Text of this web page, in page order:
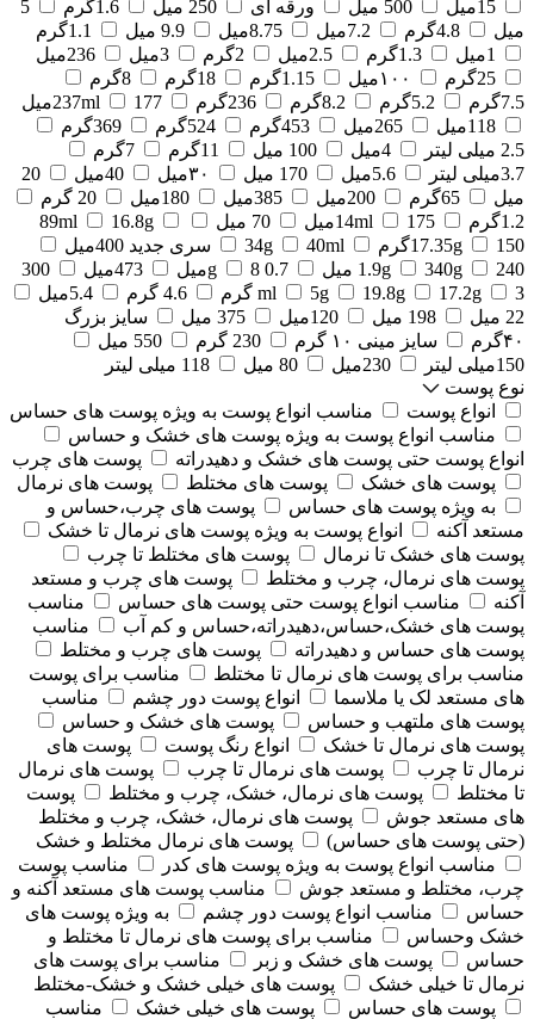
15میل
500 میل ورقه ای 250 میل 1.6گرم
5
میل
4.8گرم 7.2میل 8.75میل 9.9 میل
1.1گرم
1میل
1.3گرم 2.5میل 2گرم 3میل
236میل
25گرم
۱۰۰میل 1.15گرم 18گرم
8گرم
7.5گرم
5.2گرم 8.2گرم 236گرم 237ml
177میل
118میل
265میل 453گرم 524گرم
369گرم
2.5 میلی لیتر
4میل 100 میل 11گرم
7گرم
3.7میلی لیتر
5.6میل 170 میل ۳۰میل 40میل
20
میل
65گرم 200میل 385میل 180میل
20 گرم
1.2گرم
14ml 175میل 70 میل 89ml
16.8g
17.35g
150گرم 34g 40ml
سری جدید 400میل
1.9g
340g 240 میل 0.7 g 8میل 473میل
300
ml
5g 19.8g 17.2g 3 گرم 4.6 گرم
5.4میل
22 میل
198 میل 120میل 375 میل
سایز بزرگ
۴۰گرم
سایز مینی ۱۰ گرم 230 گرم
550 میل
150میلی لیتر
230میل 80 میل
118 میلی لیتر
نوع پوست
انواع پوست
مناسب انواع پوست به ویژه پوست های حساس
مناسب انواع پوست به ویژه پوست های خشک و حساس
انواع پوست حتی پوست های خشک و دهیدراته
پوست های چرب
پوست های خشک
پوست های مختلط
پوست های نرمال
به ویژه پوست های حساس
پوست های چرب،حساس و
مستعد آکنه
انواع پوست به ویژه پوست های نرمال تا خشک
پوست های خشک تا نرمال
پوست های مختلط تا چرب
پوست های نرمال، چرب و مختلط
پوست های چرب و مستعد
آکنه
مناسب انواع پوست حتی پوست های حساس
مناسب
پوست های خشک،حساس،دهیدراته،حساس و کم آب
مناسب
پوست های حساس و دهیدراته
پوست های چرب و مختلط
مناسب برای پوست های نرمال تا مختلط
مناسب برای پوست
های مستعد لک یا ملاسما
انواع پوست دور چشم
مناسب
پوست های ملتهب و حساس
پوست های خشک و حساس
پوست های نرمال تا خشک
انواع رنگ پوست
پوست های
نرمال تا چرب
پوست های نرمال تا چرب
پوست های نرمال
تا مختلط
پوست های نرمال، خشک، چرب و مختلط
پوست
های مستعد جوش
پوست های نرمال، خشک، چرب و مختلط
(حتی پوست های حساس)
پوست های نرمال مختلط و خشک
مناسب انواع پوست به ویژه پوست های کدر
مناسب پوست
چرب، مختلط و مستعد جوش
مناسب پوست های مستعد آکنه و
حساس
مناسب انواع پوست دور چشم
به ویژه پوست های
خشک وحساس
مناسب برای پوست های نرمال تا مختلط و
حساس
پوست های خشک و زبر
مناسب برای پوست های
نرمال تا خیلی خشک
پوست های خیلی خشک و خشک-مختلط
پوست های حساس
پوست های خیلی خشک
مناسب